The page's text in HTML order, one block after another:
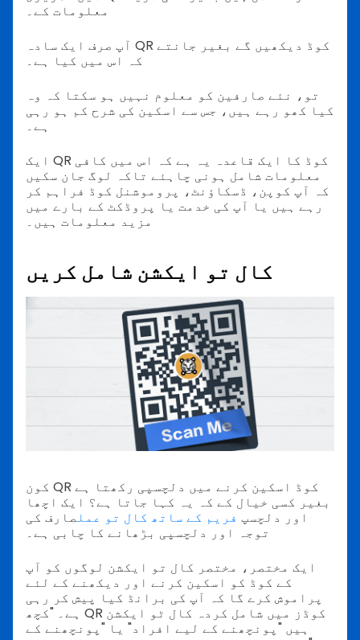
معلومات کے۔
آپ صرف ایک سادہ QR کوڈ دیکھیں گے بغیر جانتے
کہ اس میں کیا ہے۔
تو، نئے صارفین کو معلوم نہیں ہو سکتا کہ وہ
کیا کھو رہے ہیں، جس سے اسکین کی شرح کم ہو رہی
ہے۔
ایک QR کوڈ کا ایک قاعدہ یہ ہے کہ اس میں کافی
معلومات شامل ہونی چاہئے تاکہ لوگ جان سکیں
کہ آپ کوپن، ڈسکاؤنٹ، پروموشنل کوڈ فراہم کر
رہے ہیں یا آپ کی خدمت یا پروڈکٹ کے بارے میں
مزید معلومات ہیں۔
کال تو ایکشن شامل کریں
کون QR کوڈ اسکین کرنے میں دلچسپی رکھتا ہے
بغیر کسی خیال کے کہ یہ کہا جاتا ہے؟ ایک اچھا
اور دلچسپ فریم کے ساتھ کال تو عملصارف کی
توجہ اور دلچسپی بڑھانے کا چابی ہے۔
ایک مختصر، مختصر کال تو ایکشن لوگوں کو آپ
کے کوڈ کو اسکین کرنے اور دیکھنے کے لئے
پراموش کرے گا کہ آپ کی برانڈ کیا پیش کر رہی
ہے۔ "کچھ QR کوڈز میں شامل کردہ کال ٹو ایکشن
ہیں "پونچھنے کے لیے افراد" یا "پونچھنے کے